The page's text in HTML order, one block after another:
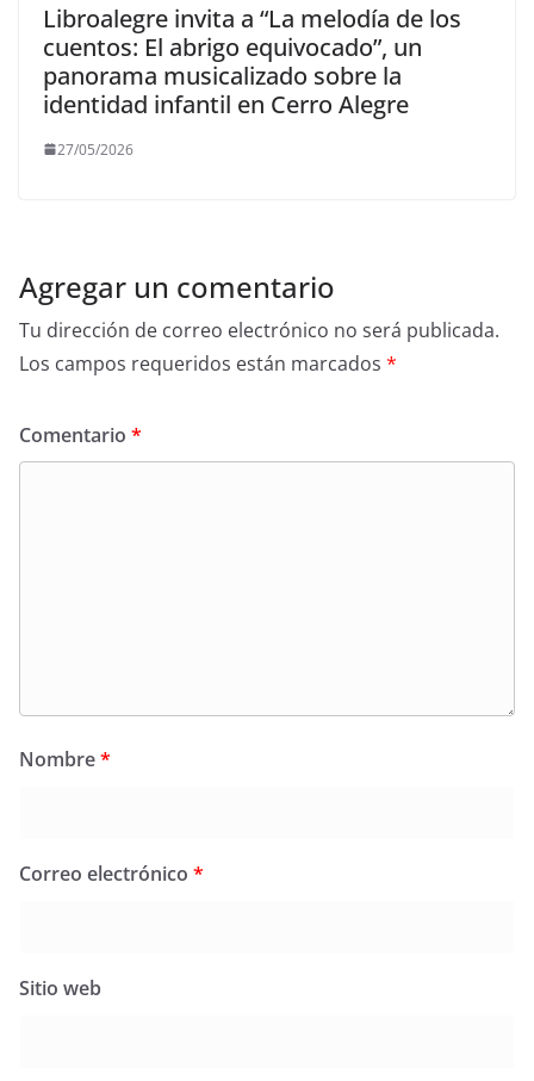
Libroalegre invita a “La melodía de los
cuentos: El abrigo equivocado”, un
panorama musicalizado sobre la
identidad infantil en Cerro Alegre
27/05/2026
Agregar un comentario
Tu dirección de correo electrónico no será publicada.
Los campos requeridos están marcados *
Comentario *
Nombre*
Correo electrónico *
Sitio web